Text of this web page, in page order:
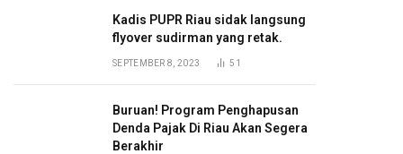
Kadis PUPR Riau sidak langsung
flyover sudirman yang retak.
SEPTEMBER 8, 2023 51
Buruan! Program Penghapusan
Denda Pajak Di Riau Akan Segera
Berakhir